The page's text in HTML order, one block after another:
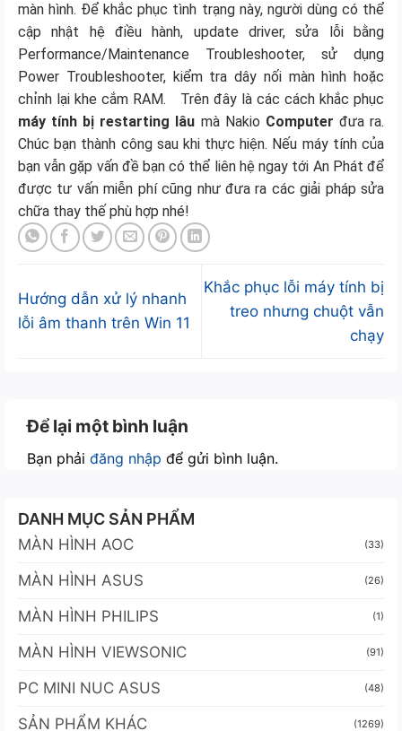
màn hình. Để khắc phục tình trạng này, người dùng có thể
cập nhật hệ điều hành, update driver, sửa lỗi bằng
Performance/Maintenance Troubleshooter, sử dụng
Power Troubleshooter, kiểm tra dây nối màn hình hoặc
chỉnh lại khe cắm RAM. Trên đây là các cách khắc phục
máy tính bị restarting lâu mà Nakio Computer đưa ra.
Chúc bạn thành công sau khi thực hiện. Nếu máy tính của
bạn vẫn gặp vấn đề bạn có thể liên hệ ngay tới An Phát để
được tư vấn miễn phí cũng như đưa ra các giải pháp sửa
chữa thay thế phù hợp nhé!
Hướng dẫn xử lý nhanh
lỗi âm thanh trên Win 11
Khắc phục lỗi máy tính bị
treo nhưng chuột vẫn
chạy
Để lại một bình luận
Bạn phải đăng nhập để gửi bình luận.
DANH MỤC SẢN PHẨM
MÀN HÌNH AOC (33)
MÀN HÌNH ASUS (26)
MÀN HÌNH PHILIPS (1)
MÀN HÌNH VIEWSONIC (91)
PC MINI NUC ASUS (48)
SẢN PHẨM KHÁC (1269)